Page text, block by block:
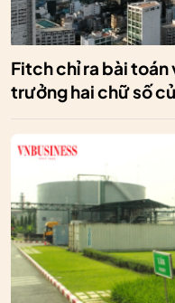
Fitch chỉ ra bài
trưởng hai chữ số